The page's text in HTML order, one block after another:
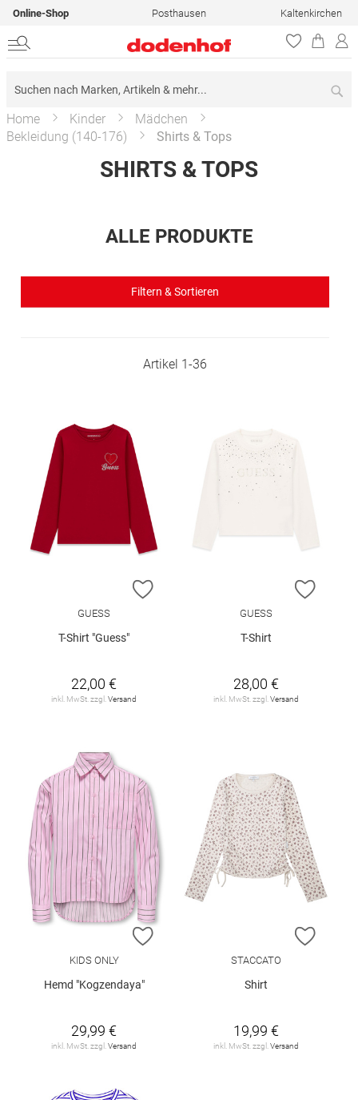
Online-Shop Posthausen Kaltenkirchen
Home Kinder
Mädchen
Bekleidung (140-176)
Shirts & Tops
SHIRTS & TOPS
ALLE PRODUKTE
Filtern & Sortieren
Artikel 1-36
ZUR WUNSCHLISTE HINZUFÜGEN
GUESS
T-Shirt "Guess"
22,00 €
inkl. MwSt. zzgl. Versand
ZUR
GUESS
T-Shirt
28,00 €
inkl. MwSt. zzgl. Versand
ZUR WUNSCHLISTE HINZUFÜGEN
KIDS ONLY
Hemd "Kogzendaya"
29,99 €
inkl. MwSt. zzgl. Versand
ZUR
STACCATO
Shirt
19,99 €
inkl. MwSt. zzgl. Versand